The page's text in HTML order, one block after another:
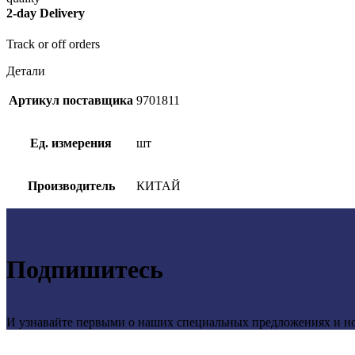
2-day Delivery
Track or off orders
Детали
Артикул поставщика 9701811
Ед. измерения шт
Производитель КИТАЙ
Подпишитесь
И узнавайте первыми о наших специальных предложениях и